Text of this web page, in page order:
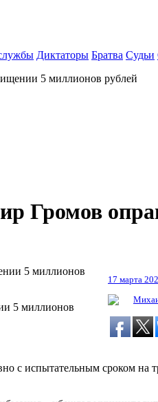
Диктаторы Братва Судьи
5 миллионов рублей
Громов
5 миллионов
17 марта
с испытательным сроком на